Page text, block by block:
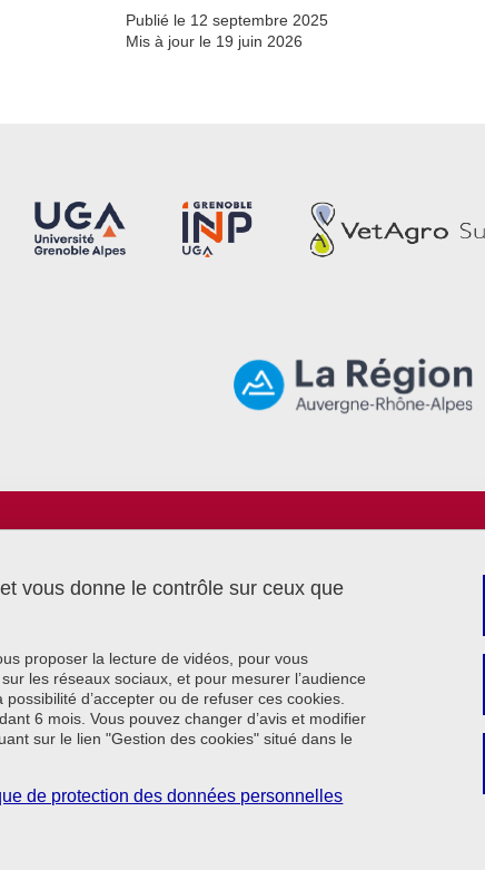
Publié le 12 septembre 2025
Mis à jour le 19 juin 2026
Contact
Mentions légales
Données personnelles
Cookie policy
Se connecter
vous donne le contrôle sur ceux que
proposer la lecture de vidéos, pour vous
les réseaux sociaux, et pour mesurer l’audience
d’accepter ou de refuser ces cookies.
6 mois. Vous pouvez changer d’avis et modifier
sur le lien "Gestion des cookies" situé dans le
de protection des données personnelles